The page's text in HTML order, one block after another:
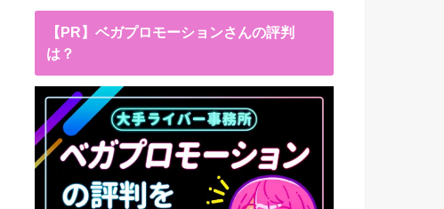
【PR】ベガプロモーションさんの評判
は？